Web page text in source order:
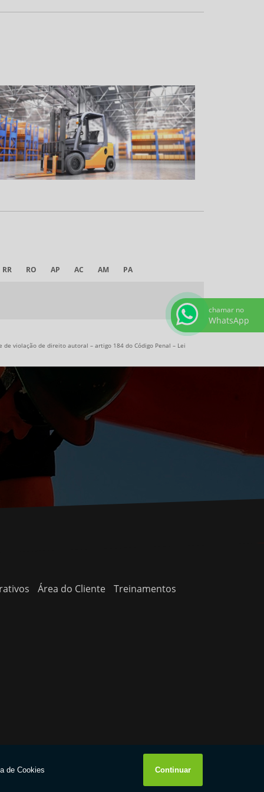
RR RO AP AC AM PA
violação de direito autoral – artigo 184 do Código Penal – Lei
Área do Cliente
Treinamentos
chamar no
WhatsApp